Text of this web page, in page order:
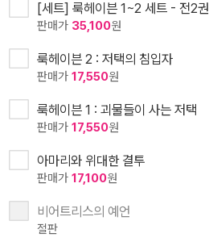
[세트] 룩헤이븐 1~2 세트 - 전2권
판매가 35,100원
룩헤이븐 2 : 저택의 침입자
판매가 17,550원
룩헤이븐 1 : 괴물들이 사는 저택
판매가 17,550원
아마리와 위대한 결투
판매가 17,100원
비어트리스의 예언
절판